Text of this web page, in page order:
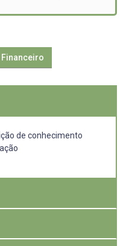
Financeiro
de conhecimento
e habilidades
ao meio acadêmico a